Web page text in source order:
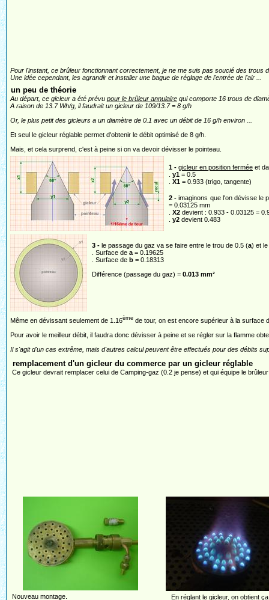
Pour l'instant, ce brûleur fonctionnant correctement, je ne me suis pas soucié des trous
Une idée cependant, les agrandir et installer une bague de réglage de l'entrée de l'air ...
un peu de théorie
Au départ, ce gicleur a été prévu pour le brûleur annulaire qui comporte 16 trous de
A raison de 13.7 Wh/g, il faudrait un gicleur de 109/13.7 = 8 g/h
Or, le plus petit des gicleurs a un diamètre de 0.1 avec un débit de 16 g/h environ ...
Et seul le gicleur réglable permet d'obtenir le débit optimisé de 8 g/h.
Mais, et cela surprend, c'est à peine si on va devoir dévisser le pointeau.
1 - gicleur en position fermée et
y1 = 0.5
X1 = 0.933 (trigo, tangente)
2 -imaginons que l'on dévisse le
= 0.03125 mm
X2 devient : 0.933 - 0.03125 =
y2 devient 0.483
3 - le passage du gaz va se faire entre le trou de 0.5 (a) et
. Surface de a = 0.19625
. Surface de b = 0.18313
Différence (passage du gaz) = 0.013 mm²
Même en dévissant seulement de 1.16ème de tour, on est encore supérieur à la surface
Pour avoir le meilleur débit, il faudra donc dévisser à peine et se régler sur la flamme
Il s'agit d'un cas extrême, mais d'autres calcul peuvent être effectués pour des débits
remplacement d'un gicleur du commerce par un gicleur réglable
Ce gicleur devrait remplacer celui de Camping-gaz (0.2 je pense) et qui équipe le
Nouveau montage. En réglant le gicleur, on obtient